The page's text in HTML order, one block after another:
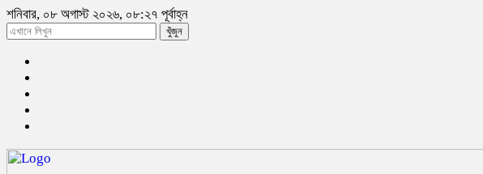
শনিবার, ০৮ অগাস্ট ২০২৬, ০৮:২৭ পূর্বাহ্ন
খুঁজুন